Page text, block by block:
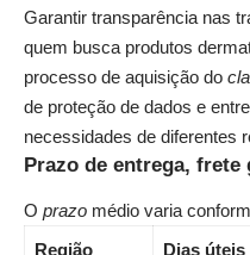
Garantir transparência nas
quem busca produtos
processo de aquisição do
de proteção de dados e
necessidades de diferentes
Prazo de entrega,
O prazo médio varia
Região
Dias úteis